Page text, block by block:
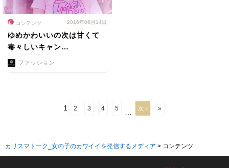
コンテンツ 2016年06月14日
ゆめかわいいの次は甘くて
毒々しいキャン…
ファッション
1 2 3 4 5 次 › »
カリスマトーク_女の子のカワイイを発信するメディア > コンテンツ